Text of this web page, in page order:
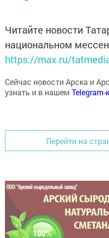
Читайте новости
национальном
https://max.ru/
Сейчас новости Арска и
узнать и в нашем Telegram-
Перейти на